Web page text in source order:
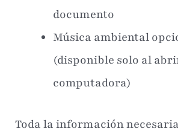
documento
Música ambiental
(disponible solo al
computadora)
Toda la información